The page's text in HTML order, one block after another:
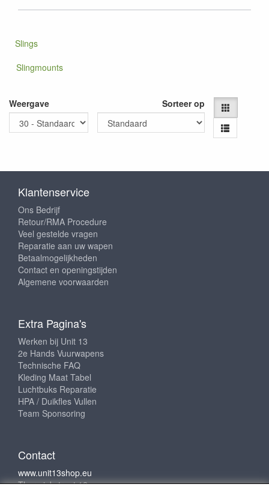
Slings
Slingmounts
Weergave Sorteer op
Klantenservice
Ons Bedrijf
Retour/RMA Procedure
Veel gestelde vragen
Reparatie aan uw wapen
Betaalmogelijkheden
Contact en openingstijden
Algemene voorwaarden
Extra Pagina's
Werken bij Unit 13
2e Hands Vuurwapens
Technische FAQ
Kleding Maat Tabel
Luchtbuks Reparatie
HPA / Duikfles Vullen
Team Sponsoring
Contact
www.unit13shop.eu
Thermiekstraat 12